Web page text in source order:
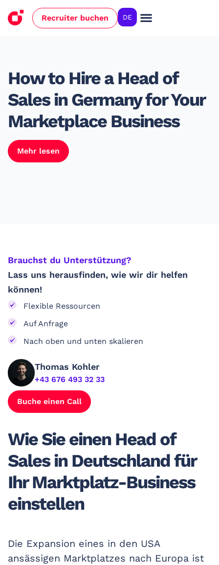
DE
Recruiter buchen
How to Hire a Head of
Sales in Germany for Your
Marketplace Business
Mehr lesen
Brauchst du Unterstützung? ​
Lass uns herausfinden, wie wir dir helfen
können!
Flexible Ressourcen
Auf Anfrage
Nach oben und unten skalieren
Thomas Kohler
+43 676 493 32 33
Buche einen Call
Wie Sie einen Head of
Sales in Deutschland für
Ihr Marktplatz-Business
einstellen
Die Expansion eines in den USA
ansässigen Marktplatzes nach Europa ist